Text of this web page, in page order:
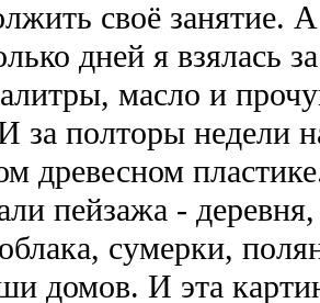
своё занятие.
дней я взялась
масло и
за полторы недели
древесном
пейзажа -
сумерки,
домов. И эта